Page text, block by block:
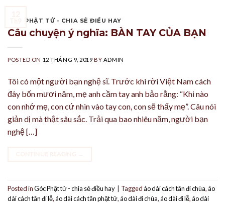
GÓC PHẬT TỬ - CHIA SẺ ĐIỀU HAY
Câu chuyện ý nghĩa: BÀN TAY CỦA BẠN
POSTED ON 12 THÁNG 9, 2019 BY ADMIN
Tôi có một người bạn nghệ sĩ. Trước khi rời Việt Nam cách
đây bốn mươi năm, mẹ anh cầm tay anh bảo rằng: “Khi nào
con nhớ mẹ, con cứ nhìn vào tay con, con sẽ thấy mẹ”. Câu nói
giản dị mà thật sâu sắc. Trải qua bao nhiêu năm, người bạn
nghệ […]
Posted inGóc Phật tử - chia sẻ điều hay Taggedáo dài cách tân đi chùa,áo
dài cách tân đi lễ,áo dài cách tân phật tử,áo dài đi chùa,áo dài đi lễ,áo dài